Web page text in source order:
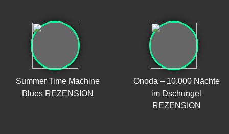
Summer Time Machine
Blues REZENSION
Onoda – 10.000 Nächte
im Dschungel
REZENSION